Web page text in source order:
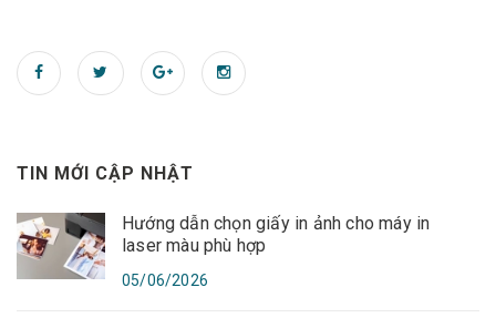
TIN MỚI CẬP NHẬT
Hướng dẫn chọn giấy in ảnh cho máy in
laser màu phù hợp
05/06/2026